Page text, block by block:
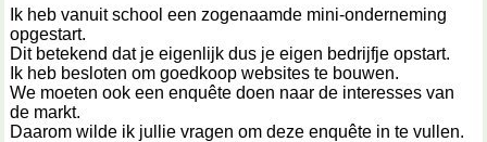
Ik heb vanuit school een zogenaamde mini-onderneming
opgestart.
Dit betekend dat je eigenlijk dus je eigen bedrijfje opstart.
Ik heb besloten om goedkoop websites te bouwen.
We moeten ook een enquête doen naar de interesses van
de markt.
Daarom wilde ik jullie vragen om deze enquête in te vullen.